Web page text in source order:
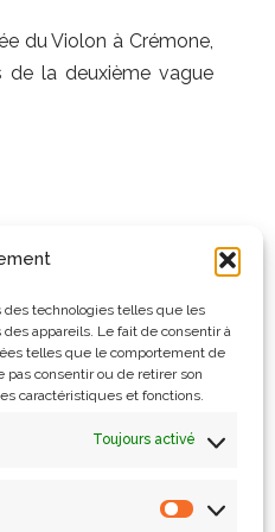
technologies telles que les
appareils. Le fait de consentir à
telles que le comportement de
consentir ou de retirer son
caractéristiques et fonctions.
Toujours activé
du Violon à Crémone,
de la deuxième vague
a été présenté